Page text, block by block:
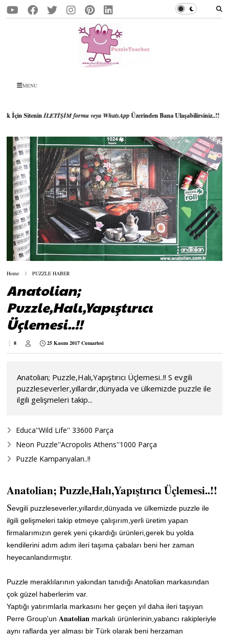
MENU
formu veya WhatsAppÜzerinden Bana Ulaşabilirsiniz..!!
Home PUZZLE HABER
Anatolian;
Puzzle,Halı,Yapıştırıcı
Üçlemesi..!!
8 25 Kasım 2017 Cumartesi
Anatolian; Puzzle,Halı,Yapıştırıcı Üçlemesi..!! S evgili
puzzleseverler,yıllardır,dünyada ve ülkemizde puzzle ile
ilgili gelişmeleri takip...
Educa''Wild Life'' 33600 Parça
Neon Puzzle''Acropolis Athens''1000 Parça
Puzzle Kampanyaları..!!
Anatolian; Puzzle,Halı,Yapıştırıcı Üçlemesi..!!
Sevgili puzzleseverler,yıllardır,dünyada ve ülkemizde puzzle ile
ilgili gelişmeleri takip etmeye çalışırım,yerli üretim yapan
firmalarımızın gerek yeni çıkardığı ürünleri,gerek bu yolda
kendilerini adım adım ileri taşıma çabaları beni her zaman
heyecanlandırmıştır.
Puzzle meraklılarının yakından tanıdığı Anatolian markasından
çok güzel haberlerim var.
Yaptığı yatırımlarla markasını her geçen yıl daha ileri taşıyan
Perre Group'un Anatolian markalı ürünlerinin,yabancı rakipleriyle
aynı raflarda yer alması bir Türk olarak beni herzaman